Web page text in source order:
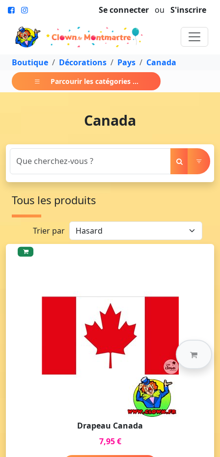
Se connecter ou S'inscrire
Boutique Décorations Pays Canada
Parcourir les catégories ...
Canada
Tous les produits
Trier par
Drapeau Canada
7,95 €